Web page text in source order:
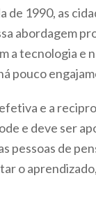
1990, as
abordagem
a tecnologia e
pouco
e a
e deve ser
pessoas de
o